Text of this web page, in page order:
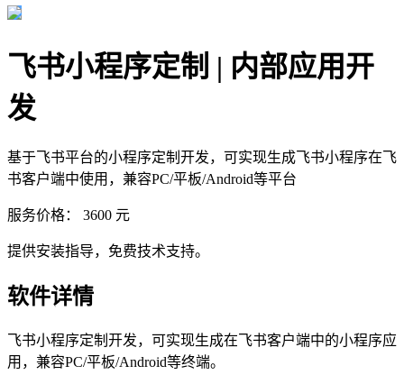
飞书小程序定制 | 内部应用开
发
基于飞书平台的小程序定制开发，可实现生成飞书小程序在飞
书客户端中使用，兼容PC/平板/Android等平台
服务价格： 3600 元
提供安装指导，免费技术支持。
软件详情
飞书小程序定制开发，可实现生成在飞书客户端中的小程序应
用，兼容PC/平板/Android等终端。